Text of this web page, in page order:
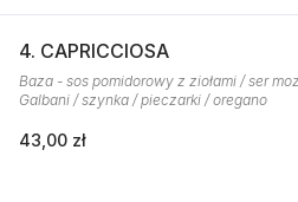
4. CAPRICCIOSA
Baza - sos pomidorowy z ziołami / ser
Galbani / szynka / pieczarki / oregano
43,00 zł